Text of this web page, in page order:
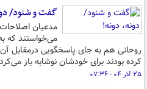
گفت و شنود/
مدعیان
می‌خواستند که
روحانی هم به جای پاسخگویی درمقابل
کرده بودند برای خودشان نوشابه باز
۲۵ آذر ۰۴ - ۰۷:۳۶